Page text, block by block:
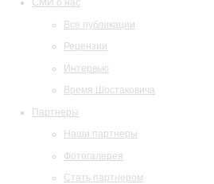
СМИ о нас
Все публикации
Рецензии
Интервью
Время Шостаковича
Партнеры
Наши партнеры
Фотогалерея
Стать партнером